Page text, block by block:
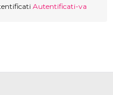
Autentificati-va